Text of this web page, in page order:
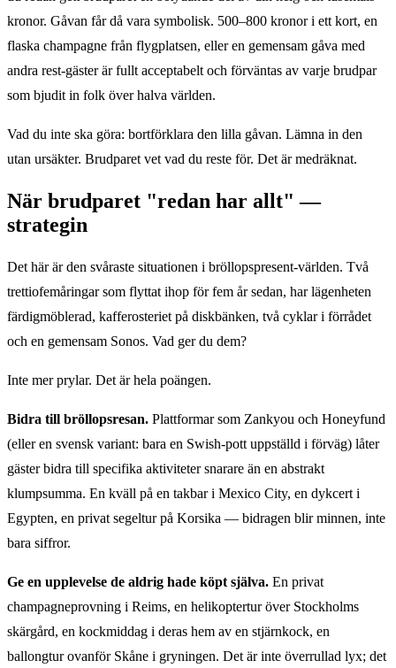
kronor. Gåvan får då vara symbolisk. 500–800 kronor i ett kort, en
flaska champagne från flygplatsen, eller en gemensam gåva med
andra rest-gäster är fullt acceptabelt och förväntas av varje brudpar
som bjudit in folk över halva världen.
Vad du inte ska göra: bortförklara den lilla gåvan. Lämna in den
utan ursäkter. Brudparet vet vad du reste för. Det är medräknat.
När brudparet "redan har allt" —
strategin
Det här är den svåraste situationen i bröllopspresent-världen. Två
trettiofemåringar som flyttat ihop för fem år sedan, har lägenheten
färdig­möblerad, kafferosteriet på diskbänken, två cyklar i förrådet
och en gemensam Sonos. Vad ger du dem?
Inte mer prylar. Det är hela poängen.
Bidra till bröllopsresan. Plattformar som Zankyou och Honeyfund
(eller en svensk variant: bara en Swish-pott uppställd i förväg) låter
gäster bidra till specifika aktiviteter snarare än en abstrakt
klumpsumma. En kväll på en takbar i Mexico City, en dykcert i
Egypten, en privat segeltur på Korsika — bidragen blir minnen, inte
bara siffror.
Ge en upplevelse de aldrig hade köpt själva. En privat
champagneprovning i Reims, en helikoptertur över Stockholms
skärgård, en kockmiddag i deras hem av en stjärnkock, en
ballongtur ovanför Skåne i gryningen. Det är inte överrullad lyx; det